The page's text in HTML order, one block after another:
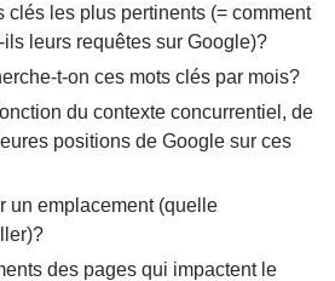
clés les plus pertinents (= comment
ils leurs requêtes sur Google)?
t-on ces mots clés par mois?
du contexte concurrentiel, de
positions de Google sur ces
un emplacement (quelle
des pages qui impactent le